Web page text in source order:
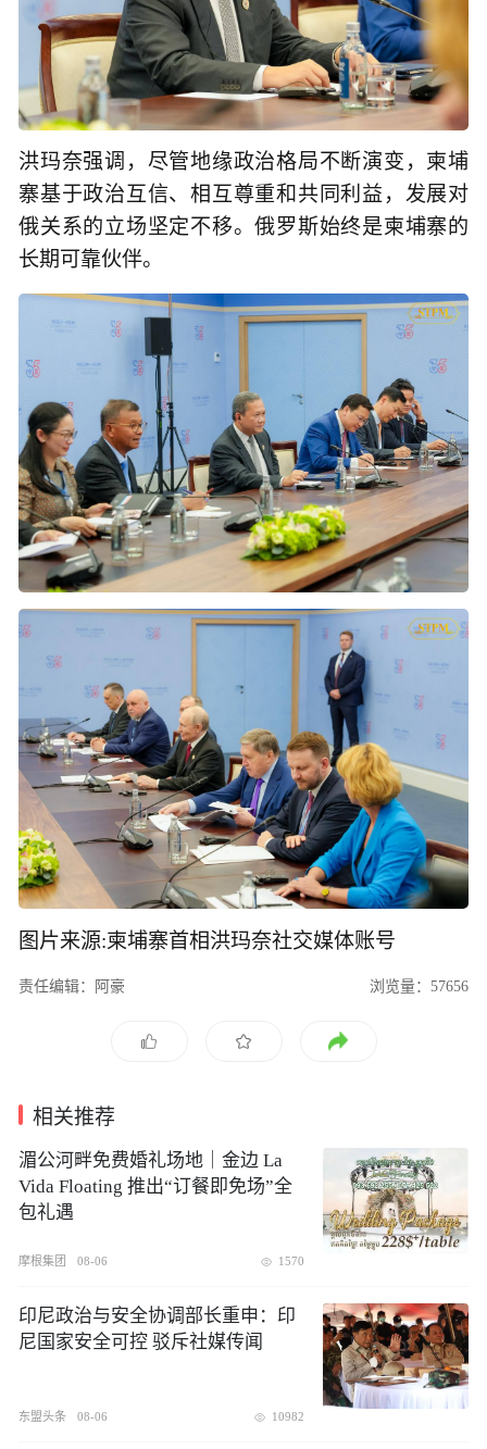
洪玛奈强调，尽管地缘政治格局不断演变，柬埔
寨基于政治互信、相互尊重和共同利益，发展对
俄关系的立场坚定不移。俄罗斯始终是柬埔寨的
长期可靠伙伴。
图片来源:柬埔寨首相洪玛奈社交媒体账号
责任编辑：阿豪 浏览量：57656
相关推荐
湄公河畔免费婚礼场地｜金边 La
Vida Floating 推出“订餐即免场”全
包礼遇
摩根集团 08-06 1570
印尼政治与安全协调部长重申：印
尼国家安全可控 驳斥社媒传闻
东盟头条 08-06 10982